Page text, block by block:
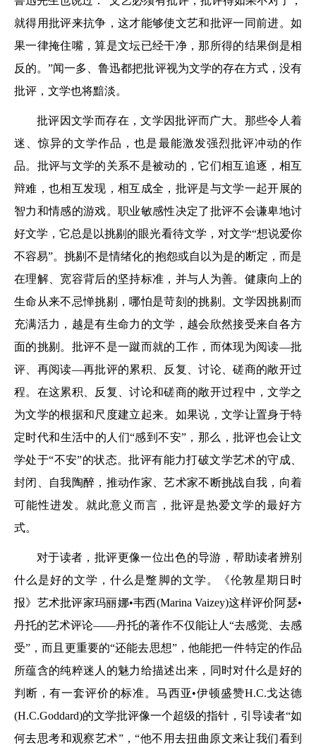
就得用批评来抗争，这才能够使文艺和批评一同前进。如
果一律掩住嘴，算是文坛已经干净，那所得的结果倒是相
反的。”闻一多、鲁迅都把批评视为文学的存在方式，没有
批评，文学也将黯淡。
批评因文学而存在，文学因批评而广大。那些令人着
迷、惊异的文学作品，也是最能激发强烈批评冲动的作
品。批评与文学的关系不是被动的，它们相互追逐，相互
辩难，也相互发现，相互成全，批评是与文学一起开展的
智力和情感的游戏。职业敏感性决定了批评不会谦卑地讨
好文学，它总是以挑剔的眼光看待文学，对文学“想说爱你
不容易”。挑剔不是情绪化的抱怨或自以为是的断定，而是
在理解、宽容背后的坚持标准，并与人为善。健康向上的
生命从来不忌惮挑剔，哪怕是苛刻的挑剔。文学因挑剔而
充满活力，越是有生命力的文学，越会欣然接受来自各方
面的挑剔。批评不是一蹴而就的工作，而体现为阅读—批
评、再阅读—再批评的累积、反复、讨论、磋商的敞开过
程。在这累积、反复、讨论和磋商的敞开过程中，文学之
为文学的根据和尺度建立起来。如果说，文学让置身于特
定时代和生活中的人们“感到不安”，那么，批评也会让文
学处于“不安”的状态。批评有能力打破文学艺术的守成、
封闭、自我陶醉，推动作家、艺术家不断挑战自我，向着
可能性进发。就此意义而言，批评是热爱文学的最好方
式。
对于读者，批评更像一位出色的导游，帮助读者辨别
什么是好的文学，什么是蹩脚的文学。《伦敦星期日时
报》艺术批评家玛丽娜•韦西(Marina Vaizey)这样评价阿瑟•
丹托的艺术评论——丹托的著作不仅能让人“去感觉、去感
受”，而且更重要的“还能去思想”，他能把一件特定的作品
所蕴含的纯粹迷人的魅力给描述出来，同时对什么是好的
判断，有一套评价的标准。马西亚•伊顿盛赞H.C.戈达德
(H.C.Goddard)的文学批评像一个超级的指针，引导读者“如
何去思考和观察艺术”，“他不用去扭曲原文来让我们看到